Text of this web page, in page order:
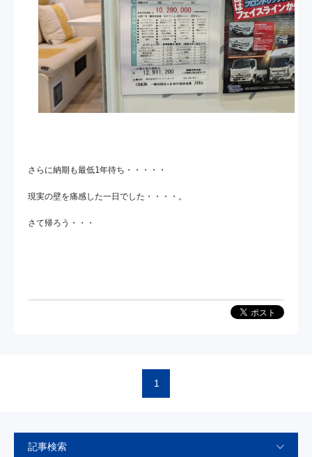
さらに納期も最低1年待ち・・・・・
現実の壁を痛感した一日でした・・・・。
さて帰ろう・・・
1
記事検索